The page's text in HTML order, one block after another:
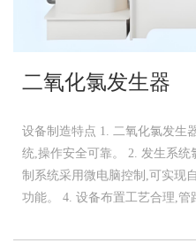
二氧化氯发生器
设备制造特点 1. 二氧化氯发生
统,操作安全可靠。 2. 发生系统
制系统采用微电脑控制,可实现
功能。 4. 设备布置工艺合理,管